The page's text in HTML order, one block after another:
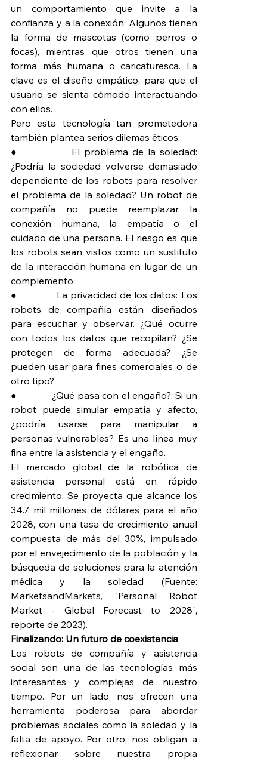
un comportamiento que invite a la
confianza y a la conexión. Algunos tienen
la forma de mascotas (como perros o
focas), mientras que otros tienen una
forma más humana o caricaturesca. La
clave es el diseño empático, para que el
usuario se sienta cómodo interactuando
con ellos.
Pero esta tecnología tan prometedora
también plantea serios dilemas éticos:
●             El problema de la soledad:
¿Podría la sociedad volverse demasiado
dependiente de los robots para resolver
el problema de la soledad? Un robot de
compañía no puede reemplazar la
conexión humana, la empatía o el
cuidado de una persona. El riesgo es que
los robots sean vistos como un sustituto
de la interacción humana en lugar de un
complemento.
●             La privacidad de los datos: Los
robots de compañía están diseñados
para escuchar y observar. ¿Qué ocurre
con todos los datos que recopilan? ¿Se
protegen de forma adecuada? ¿Se
pueden usar para fines comerciales o de
otro tipo?
●             ¿Qué pasa con el engaño?: Si un
robot puede simular empatía y afecto,
¿podría usarse para manipular a
personas vulnerables? Es una línea muy
fina entre la asistencia y el engaño.
El mercado global de la robótica de
asistencia personal está en rápido
crecimiento. Se proyecta que alcance los
34.7 mil millones de dólares para el año
2028, con una tasa de crecimiento anual
compuesta de más del 30%, impulsado
por el envejecimiento de la población y la
búsqueda de soluciones para la atención
médica y la soledad (Fuente:
MarketsandMarkets, "Personal Robot
Market - Global Forecast to 2028",
reporte de 2023).
Finalizando: Un futuro de coexistencia
Los robots de compañía y asistencia
social son una de las tecnologías más
interesantes y complejas de nuestro
tiempo. Por un lado, nos ofrecen una
herramienta poderosa para abordar
problemas sociales como la soledad y la
falta de apoyo. Por otro, nos obligan a
reflexionar sobre nuestra propia